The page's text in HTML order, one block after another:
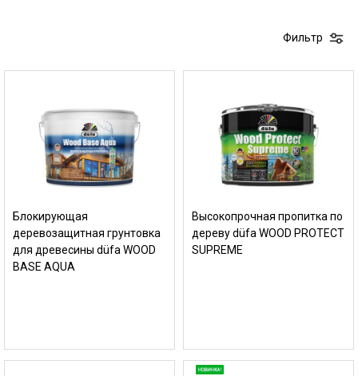
Фильтр
Блокирующая
деревозащитная грунтовка
для древесины düfa WOOD
BASE AQUA
Высокопрочная пропитка по
дереву düfa WOOD PROTECT
SUPREME